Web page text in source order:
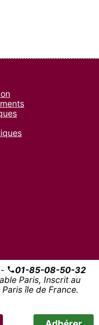
01-85-08-50-32
Paris, Inscrit au
île de France.